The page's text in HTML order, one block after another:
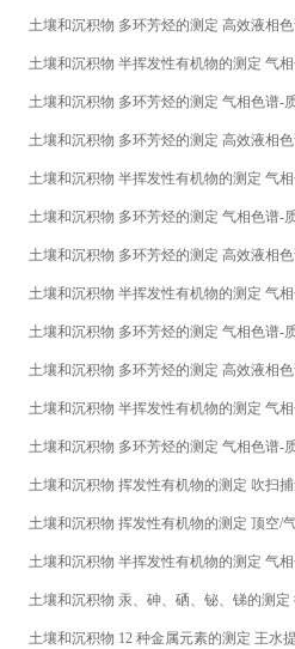
土壤和沉积物 多环芳烃的测定 高效液相
土壤和沉积物 半挥发性有机物的测定 气
土壤和沉积物 多环芳烃的测定 气相色谱-
土壤和沉积物 多环芳烃的测定 高效液相
土壤和沉积物 半挥发性有机物的测定 气
土壤和沉积物 多环芳烃的测定 气相色谱-
土壤和沉积物 多环芳烃的测定 高效液相
土壤和沉积物 半挥发性有机物的测定 气
土壤和沉积物 多环芳烃的测定 气相色谱-
土壤和沉积物 多环芳烃的测定 高效液相
土壤和沉积物 半挥发性有机物的测定 气
土壤和沉积物 多环芳烃的测定 气相色谱-
土壤和沉积物 挥发性有机物的测定 吹扫
土壤和沉积物 挥发性有机物的测定 顶空/
土壤和沉积物 半挥发性有机物的测定 气
土壤和沉积物 汞、砷、硒、铋、锑的测定
土壤和沉积物 12 种金属元素的测定 王水